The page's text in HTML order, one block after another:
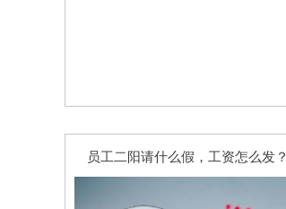
员工二阳请什么假，工资怎么发？